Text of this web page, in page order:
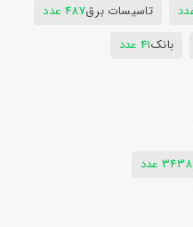
تاسیسات برق487 عدد
بانک41 عدد
3438 عدد